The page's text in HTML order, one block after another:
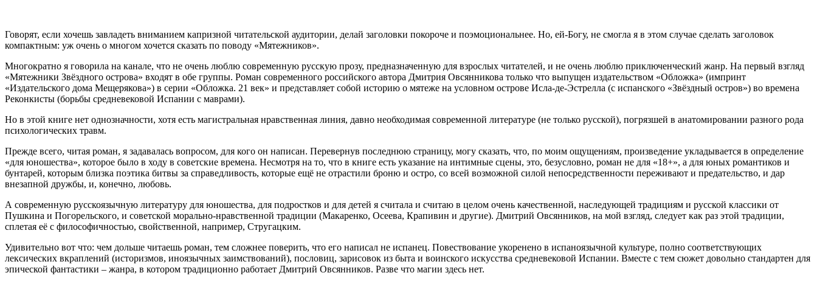
Говорят, если хочешь завладеть вниманием капризной читательской аудитории, делай заголовки покороче и поэмоциональнее. Но, ей-Богу, не смогла я в этом случае сделать заголовок
компактным: уж очень о многом хочется сказать по поводу «Мятежников».
Многократно я говорила на канале, что не очень люблю современную русскую прозу, предназначенную для взрослых читателей, и не очень люблю приключенческий жанр. На первый взгляд
«Мятежники Звёздного острова» входят в обе группы. Роман современного российского автора Дмитрия Овсянникова только что выпущен издательством «Обложка» (импринт
«Издательского дома Мещерякова») в серии «Обложка. 21 век» и представляет собой историю о мятеже на условном острове Исла-де-Эстрелла (с испанского «Звёздный остров») во времена
Реконкисты (борьбы средневековой Испании с маврами).
Но в этой книге нет однозначности, хотя есть магистральная нравственная линия, давно необходимая современной литературе (не только русской), погрязшей в анатомировании разного рода
психологических травм.
Прежде всего, читая роман, я задавалась вопросом, для кого он написан. Перевернув последнюю страницу, могу сказать, что, по моим ощущениям, произведение укладывается в определение
«для юношества», которое было в ходу в советские времена. Несмотря на то, что в книге есть указание на интимные сцены, это, безусловно, роман не для «18+», а для юных романтиков и
бунтарей, которым близка поэтика битвы за справедливость, которые ещё не отрастили броню и остро, со всей возможной силой непосредственности переживают и предательство, и дар
внезапной дружбы, и, конечно, любовь.
А современную русскоязычную литературу для юношества, для подростков и для детей я считала и считаю в целом очень качественной, наследующей традициям и русской классики от
Пушкина и Погорельского, и советской морально-нравственной традиции (Макаренко, Осеева, Крапивин и другие). Дмитрий Овсянников, на мой взгляд, следует как раз этой традиции,
сплетая её с философичностью, свойственной, например, Стругацким.
Удивительно вот что: чем дольше читаешь роман, тем сложнее поверить, что его написал не испанец. Повествование укоренено в испаноязычной культуре, полно соответствующих
лексических вкраплений (историзмов, иноязычных заимствований), пословиц, зарисовок из быта и воинского искусства средневековой Испании. Вместе с тем сюжет довольно стандартен для
эпической фантастики – жанра, в котором традиционно работает Дмитрий Овсянников. Разве что магии здесь нет.